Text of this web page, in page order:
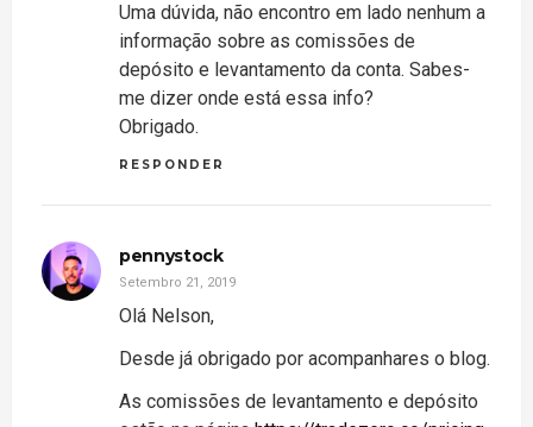
Uma dúvida, não encontro em lado nenhum a
informação sobre as comissões de
depósito e levantamento da conta. Sabes-
me dizer onde está essa info?
Obrigado.
RESPONDER
pennystock
Setembro 21, 2019
Olá Nelson,
Desde já obrigado por acompanhares o blog.
As comissões de levantamento e depósito